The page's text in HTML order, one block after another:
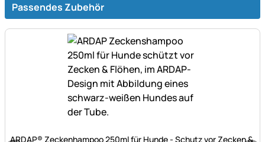
Passendes Zubehör
ARDAP® Zeckenhampoo 250ml für Hunde - Schutz vor Zecken &